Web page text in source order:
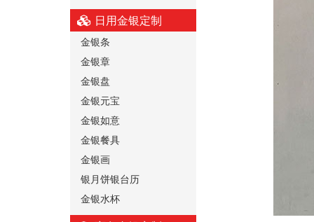
日用金银定制
金银条
金银章
金银盘
金银元宝
金银如意
金银餐具
金银画
银月饼银台历
金银水杯